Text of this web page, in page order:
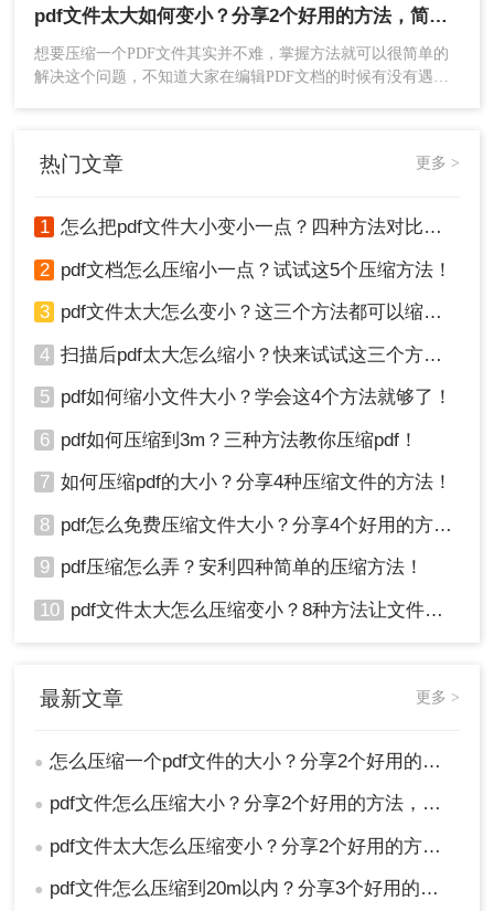
了。
以上就是小编今日要分享的怎么压缩一个pdf文件的
么不妨跟着以上步骤来操作一遍，相信你会满意
的。
储。那么怎么压缩pdf文件的大小呢？本文将介绍几种实用的方
法，帮助您压缩PDF文件的大小，以便更方便地分享和传输。
pdf文件太大如何变小？分享2个好用的方法，简单又快捷
想要压缩一个PDF文件其实并不难，掌握方法就可以很简单的
解决这个问题，不知道大家在编辑PDF文档的时候有没有遇到
会喜欢的。
热门文章 更多 >
1 怎么把pdf文件大小变小一点？四种方法对比，一看就懂！
2 pdf文档怎么压缩小一点？试试这5个压缩方法！
3 pdf文件太大怎么变小？这三个方法都可以缩小！
4 扫描后pdf太大怎么缩小？快来试试这三个方法！
5 pdf如何缩小文件大小？学会这4个方法就够了！
6 pdf如何压缩到3m？三种方法教你压缩pdf！
7 如何压缩pdf的大小？分享4种压缩文件的方法！
8 pdf怎么免费压缩文件大小？分享4个好用的方法，简单又快捷！
9 pdf压缩怎么弄？安利四种简单的压缩方法！
10 pdf文件太大怎么压缩变小？8种方法让文件轻松"瘦身"！
最新文章 更多 >
● 怎么压缩一个pdf文件的大小？分享2个好用的方法，简单又快捷
● pdf文件怎么压缩大小？分享2个好用的方法，简单又快捷
● pdf文件太大怎么压缩变小？分享2个好用的方法，简单又快捷！
● pdf文件怎么压缩到20m以内？分享3个好用的方法，简单又快捷！